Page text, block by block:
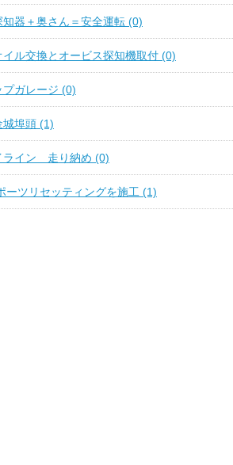
知器＋奥さん＝安全運転 (0)
イル交換とオービス探知機取付 (0)
プガレージ (0)
城埠頭 (1)
ライン 走り納め (0)
ーツリセッティングを施工 (1)